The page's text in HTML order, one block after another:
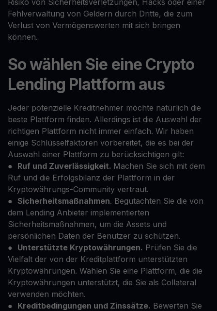
Fehlverwaltung von Geldern durch Dritte, die zum
Verlust von Vermögenswerten mit sich bringen
können.
So wählen Sie eine Crypto
Lending Plattform aus
Jeder potenzielle Kreditnehmer möchte natürlich die
beste Plattform finden. Allerdings ist die Auswahl der
richtigen Plattform nicht immer einfach. Wir haben
einige Schlüsselfaktoren vorbereitet, die es bei der
Auswahl einer Plattform zu berücksichtigen gilt:
● Ruf und Zuverlässigkeit. Machen Sie sich mit dem
Ruf und die Erfolgsbilanz der Plattform in der
Kryptowährungs-Community vertraut.
● Sicherheitsmaßnahmen. Begutachten Sie die von
dem Lending Anbieter implementierten
Sicherheitsmaßnahmen, um die Assets und
persönlichen Daten der Benutzer zu schützen.
● Unterstützte Kryptowährungen. Prüfen Sie die
Vielfalt der von der Kreditplattform unterstützten
Kryptowährungen. Wählen Sie eine Plattform, die die
Kryptowährungen unterstützt, die Sie als Collateral
verwenden möchten.
● Kreditbedingungen und Zinssätze. Bewerten Sie